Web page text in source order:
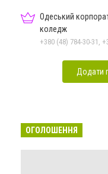
Одеський
коледж
Додати
ОГОЛОШЕННЯ